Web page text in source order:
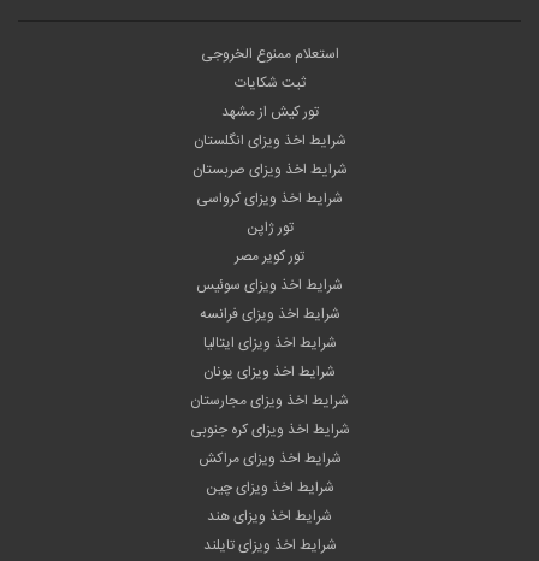
استعلام ممنوع الخروجی
ثبت شکایات
تور کیش از مشهد
شرایط اخذ ویزای انگلستان
شرایط اخذ ویزای صربستان
شرایط اخذ ویزای کرواسی
تور ژاپن
تور کویر مصر
شرایط اخذ ویزای سوئیس
شرایط اخذ ویزای فرانسه
شرایط اخذ ویزای ایتالیا
شرایط اخذ ویزای یونان
شرایط اخذ ویزای مجارستان
شرایط اخذ ویزای کره جنوبی
شرایط اخذ ویزای مراکش
شرایط اخذ ویزای چین
شرایط اخذ ویزای هند
شرایط اخذ ویزای تایلند